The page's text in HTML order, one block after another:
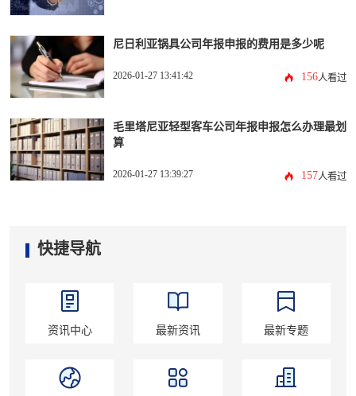
尼日利亚锅具公司年报申报的费用是多少呢
2026-01-27 13:41:42 156人看过
毛里塔尼亚轻型客车公司年报申报怎么办理最划
算
2026-01-27 13:39:27 157人看过
快捷导航
资讯中心 最新资讯 最新专题